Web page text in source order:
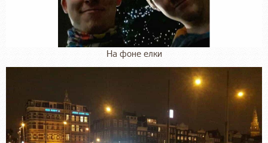
На фоне елки